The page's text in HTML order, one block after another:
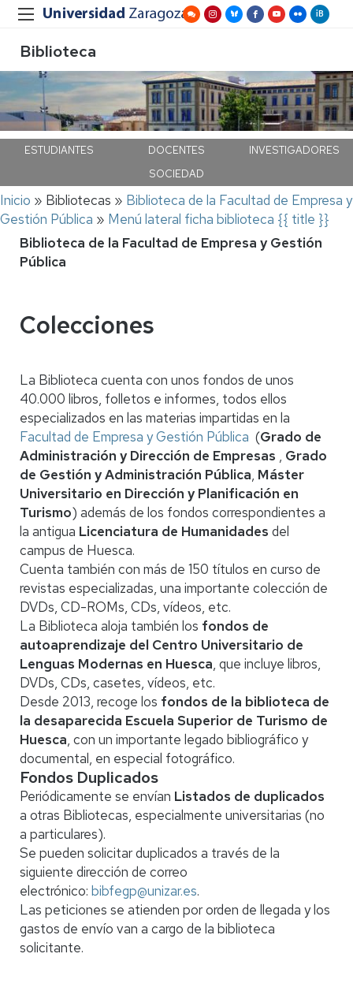
Biblioteca
ESTUDIANTES DOCENTES
INVESTIGADORES
SOCIEDAD
Ruta
de
navegación
Inicio Bibliotecas
Biblioteca de la Facultad de Empresa y
Gestión Pública
Menú lateral ficha biblioteca {{ title }}
Biblioteca de la Facultad de Empresa y Gestión
Pública
Colecciones
La Biblioteca cuenta con unos fondos de unos
40.000 libros, folletos e informes, todos ellos
especializados en las materias impartidas en la
Facultad de Empresa y Gestión Pública (Grado de
Administración y Dirección de Empresas , Grado
de Gestión y Administración Pública, Máster
Universitario en Dirección y Planificación en
Turismo) además de los fondos correspondientes a
la antigua Licenciatura de Humanidades del
campus de Huesca.
Cuenta también con más de 150 títulos en curso de
revistas especializadas, una importante colección de
DVDs, CD-ROMs, CDs, vídeos, etc.
La Biblioteca aloja también los fondos de
autoaprendizaje del Centro Universitario de
Lenguas Modernas en Huesca, que incluye libros,
DVDs, CDs, casetes, vídeos, etc.
Desde 2013, recoge los fondos de la biblioteca de
la desaparecida Escuela Superior de Turismo de
Huesca, con un importante legado bibliográfico y
documental, en especial fotográfico.
Fondos Duplicados
Periódicamente se envían Listados de duplicados
a otras Bibliotecas, especialmente universitarias (no
a particulares).
Se pueden solicitar duplicados a través de la
siguiente dirección de correo
electrónico: bibfegp@unizar.es.
Las peticiones se atienden por orden de llegada y los
gastos de envío van a cargo de la biblioteca
solicitante.